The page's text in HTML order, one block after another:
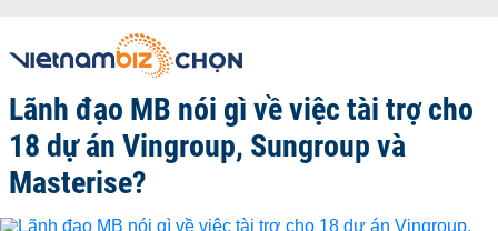
Lãnh đạo MB nói gì về việc tài trợ cho
18 dự án Vingroup, Sungroup và
Masterise?